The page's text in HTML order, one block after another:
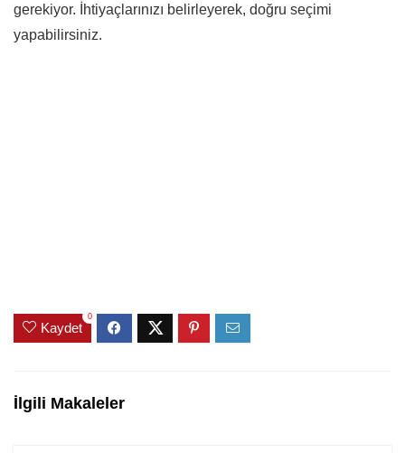
gerekiyor. İhtiyaçlarınızı belirleyerek, doğru seçimi
yapabilirsiniz.
Kaydet
0
İlgili Makaleler